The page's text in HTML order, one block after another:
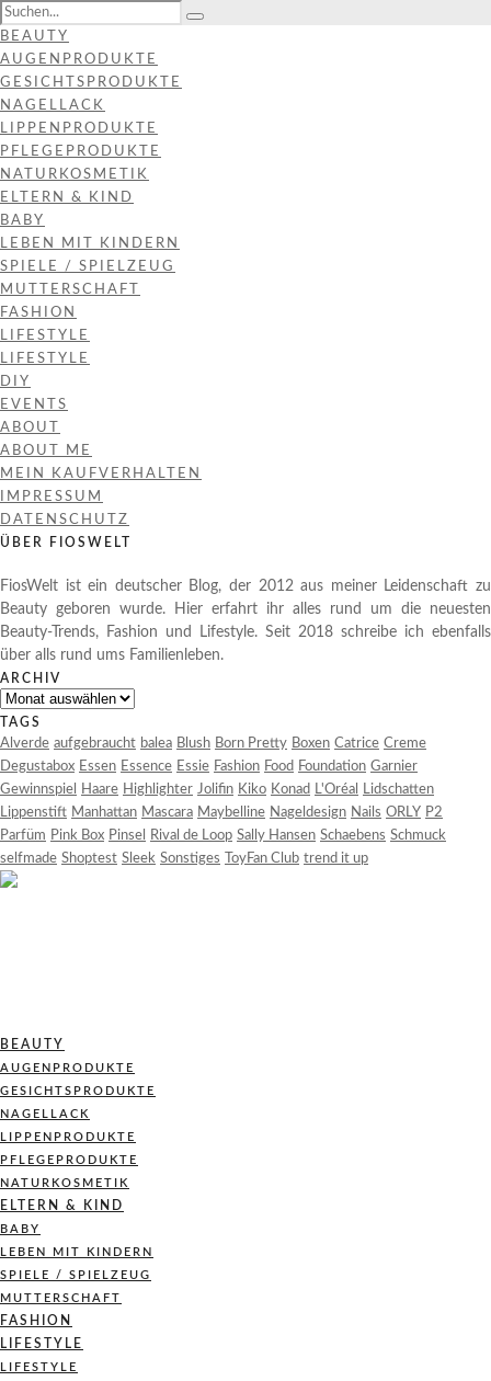
BEAUTY
AUGENPRODUKTE
GESICHTSPRODUKTE
NAGELLACK
LIPPENPRODUKTE
PFLEGEPRODUKTE
NATURKOSMETIK
ELTERN & KIND
BABY
LEBEN MIT KINDERN
SPIELE / SPIELZEUG
MUTTERSCHAFT
FASHION
LIFESTYLE
LIFESTYLE
DIY
EVENTS
ABOUT
ABOUT ME
MEIN KAUFVERHALTEN
IMPRESSUM
DATENSCHUTZ
ÜBER FIOSWELT
FiosWelt ist ein deutscher Blog, der 2012 aus meiner Leidenschaft zu
Beauty geboren wurde. Hier erfahrt ihr alles rund um die neuesten
Beauty-Trends, Fashion und Lifestyle. Seit 2018 schreibe ich ebenfalls
über alls rund ums Familienleben.
ARCHIV
Archiv
TAGS
Alverde aufgebraucht balea Blush Born Pretty Boxen Catrice Creme
Degustabox Essen Essence Essie Fashion Food Foundation Garnier
Gewinnspiel
Haare Highlighter Jolifin Kiko Konad L'Oréal
Lidschatten
Lippenstift Manhattan Mascara Maybelline Nageldesign Nails ORLY P2
Parfüm Pink Box Pinsel Rival de Loop Sally Hansen Schaebens Schmuck
selfmade Shoptest Sleek Sonstiges ToyFan Club trend it up
BEAUTY
AUGENPRODUKTE
GESICHTSPRODUKTE
NAGELLACK
LIPPENPRODUKTE
PFLEGEPRODUKTE
NATURKOSMETIK
ELTERN & KIND
BABY
LEBEN MIT KINDERN
SPIELE / SPIELZEUG
MUTTERSCHAFT
FASHION
LIFESTYLE
LIFESTYLE